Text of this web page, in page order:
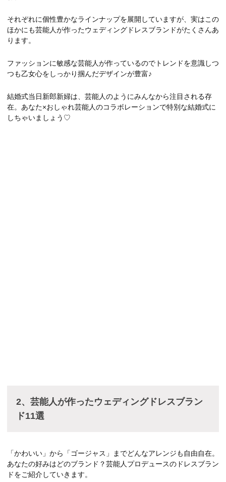
それぞれに個性豊かなラインナップを展開していますが、実はこの
ほかにも芸能人が作ったウェディングドレスブランドがたくさんあ
ります。
ファッションに敏感な芸能人が作っているのでトレンドを意識しつ
つも乙女心をしっかり掴んだデザインが豊富♪
結婚式当日新郎新婦は、芸能人のようにみんなから注目される存
在。あなた×おしゃれ芸能人のコラボレーションで特別な結婚式に
しちゃいましょう♡
2、芸能人が作ったウェディングドレスブラン
ド11選
「かわいい」から「ゴージャス」までどんなアレンジも自由自在。
あなたの好みはどのブランド？芸能人プロデュースのドレスブラン
ドをご紹介していきます。